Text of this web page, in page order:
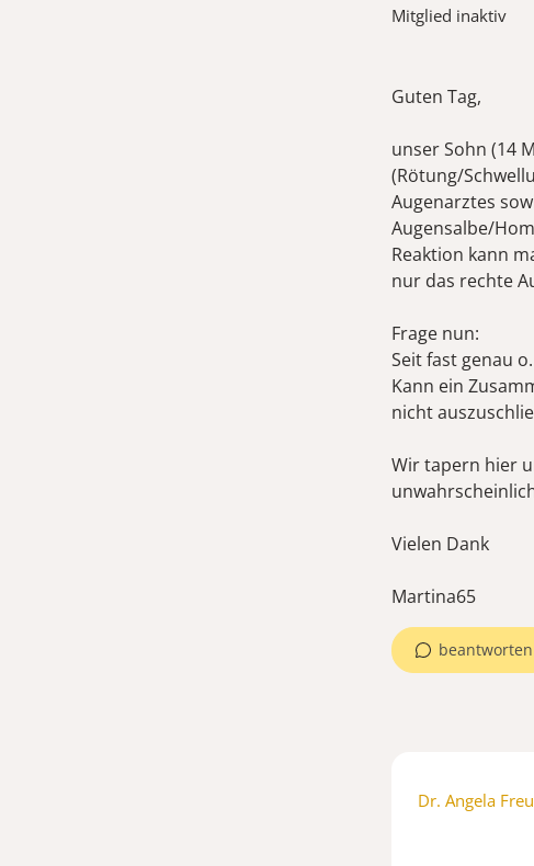
Mitglied inaktiv
Guten Tag,
unser Sohn (14
(Rötung/
Augenarztes
Augensalbe/
Reaktion kann
nur das rechte
Frage nun:
Seit fast genau
Kann ein
nicht
Wir tapern hier
Vielen Dank
Martina65
beantworten
Dr. Angela